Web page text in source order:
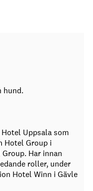
hund.
Uppsala som
Hotel Group i
Har innan
roller, under
Hotel Winn i Gävle